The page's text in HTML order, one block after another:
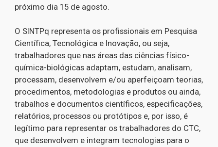
próximo dia 15 de agosto.
O SINTPq representa os profissionais em Pesquisa
Científica, Tecnológica e Inovação, ou seja,
trabalhadores que nas áreas das ciências físico-
química-biológicas adaptam, estudam, analisam,
processam, desenvolvem e/ou aperfeiçoam teorias,
procedimentos, metodologias e produtos ou ainda,
trabalhos e documentos científicos, especificações,
relatórios, processos ou protótipos e, por isso, é
legítimo para representar os trabalhadores do CTC,
que desenvolvem e integram tecnologias para o